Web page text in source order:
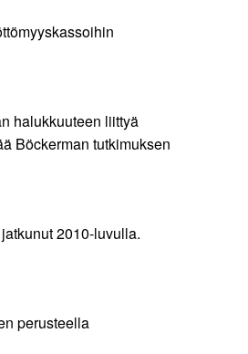
halukkuuteen liittyä
Böckerman tutkimuksen
2010-luvulla.
perusteella